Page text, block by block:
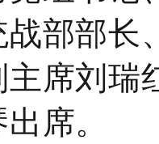
部部长
席刘瑞
席。